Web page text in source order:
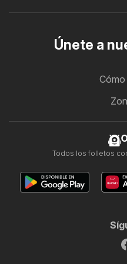
Únete a
Todos los folletos